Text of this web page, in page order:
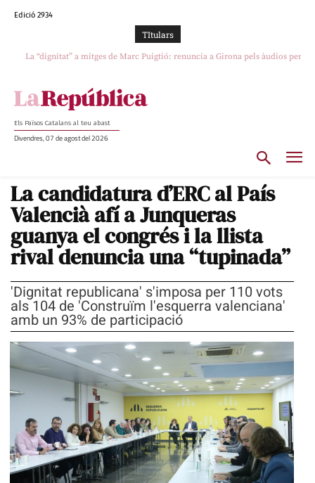
Edició 2934
TItulars
La “dignitat” a mitges de Marc Puigtió: renuncia a Girona pels àudios però
Els Països Catalans al teu abast
Divendres, 07 de agost del 2026
La candidatura d’ERC al País
Valencià afí a Junqueras
guanya el congrés i la llista
rival denuncia una “tupinada”
'Dignitat republicana' s'imposa per 110 vots
als 104 de 'Construïm l'esquerra valenciana'
amb un 93% de participació